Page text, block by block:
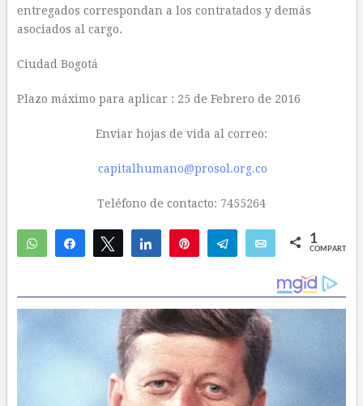
entregados correspondan a los contratados y demás
asociados al cargo.
Ciudad Bogotá
Plazo máximo para aplicar : 25 de Febrero de 2016
Enviar hojas de vida al correo:
capitalhumano@prosol.org.co
Teléfono de contacto: 7455264
WhatsAppCompartirTwittear Compartir Telegram Email 1
COMPARTIR